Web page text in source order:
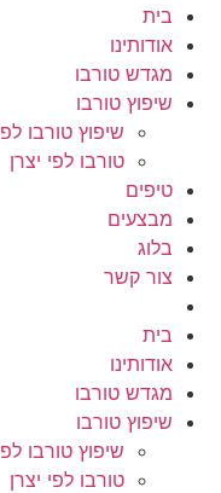
בית
אודותינו
מגדש טורבו
שיפוץ טורבו
שיפוץ טורבו
טורבו לפי יצרן
טיפים
מבצעים
בלוג
צור קשר
בית
אודותינו
מגדש טורבו
שיפוץ טורבו
שיפוץ טורבו
טורבו לפי יצרן